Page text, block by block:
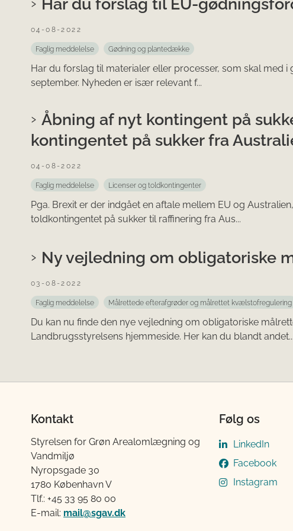
04-08-2022
Faglig meddelelse Gødning og plantedække
Har du forslag til materialer eller processer, som skal med
september. Nyheden er især relevant f...
Åbning af nyt kontingent på
kontingentet på sukker fra
04-08-2022
Faglig meddelelse Licenser og toldkontingenter
Pga. Brexit er der indgået en aftale mellem EU og
toldkontingentet på sukker til raffinering fra Aus...
Ny vejledning om obligatoriske
03-08-2022
Faglig meddelelse Målrettede efterafgrøder og målrettet kvælstofregulering
Du kan nu finde den nye vejledning om obligatoriske
Landbrugsstyrelsens hjemmeside. Her kan du blandt andet...
Kontakt
Styrelsen for Grøn Arealomlægning og
Vandmiljø
Nyropsgade 30
1780 København V
Tlf.: +45 33 95 80 00
E-mail: mail@sgav.dk
Følg os
LinkedIn
Facebook
Instagram